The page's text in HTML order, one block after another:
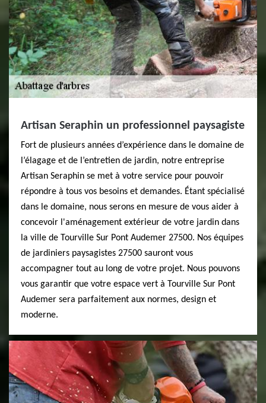
Artisan Seraphin un professionnel paysagiste
Fort de plusieurs années d’expérience dans le domaine de
l’élagage et de l’entretien de jardin, notre entreprise
Artisan Seraphin se met à votre service pour pouvoir
répondre à tous vos besoins et demandes. Étant spécialisé
dans le domaine, nous serons en mesure de vous aider à
concevoir l'aménagement extérieur de votre jardin dans
la ville de Tourville Sur Pont Audemer 27500. Nos équipes
de jardiniers paysagistes 27500 sauront vous
accompagner tout au long de votre projet. Nous pouvons
vous garantir que votre espace vert à Tourville Sur Pont
Audemer sera parfaitement aux normes, design et
moderne.